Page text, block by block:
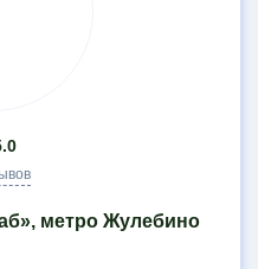
метро Жулебино